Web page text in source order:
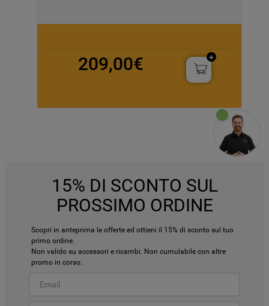
209,00€
15% DI SCONTO SUL
PROSSIMO ORDINE
Scopri in anteprima le offerte ed ottieni il 15% di sconto sul tuo
primo ordine.
Non valido su accessori e ricambi. Non cumulabile con altre
promo in corso.